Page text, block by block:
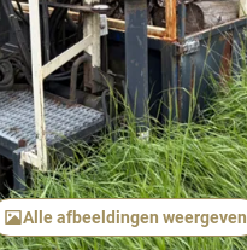
Alle afbeeldingen weergeven